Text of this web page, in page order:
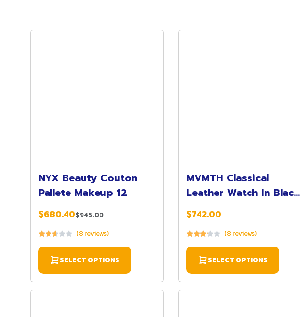
NYX Beauty Couton
Pallete Makeup 12
$680.40$945.00
(8 reviews)
SELECT OPTIONS
MVMTH Classical
Leather Watch In Black
(Digital)
$742.00
(8 reviews)
SELECT OPTIONS